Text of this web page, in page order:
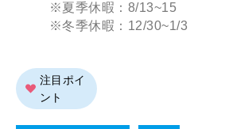
※夏季休暇：8/13~15
※冬季休暇：12/30~1/3
注目ポイ
ント